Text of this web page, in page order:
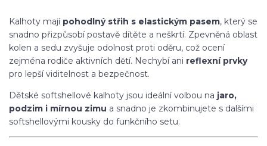
Kalhoty mají pohodlný střih s elastickým pasem, který se
snadno přizpůsobí postavě dítěte a neškrtí. Zpevněná oblast
kolen a sedu zvyšuje odolnost proti oděru, což ocení
zejména rodiče aktivních dětí. Nechybí ani reflexní prvky
pro lepší viditelnost a bezpečnost.
Dětské softshellové kalhoty jsou ideální volbou na jaro,
podzim i mírnou zimu a snadno je zkombinujete s dalšími
softshellovými kousky do funkčního setu.